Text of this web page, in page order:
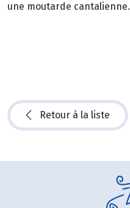
une moutarde cantalienne.
Retour à la liste